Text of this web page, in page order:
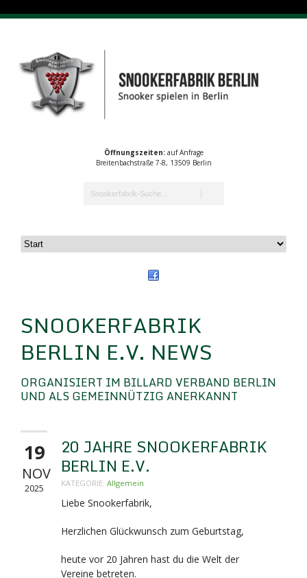
Öffnungszeiten:auf Anfrage
Breitenbachstraße 7-8, 13509 Berlin
SNOOKERFABRIK
BERLIN E.V. NEWS
ORGANISIERT IM BILLARD VERBAND BERLIN
UND ALS GEMEINNÜTZIG ANERKANNT
19
NOV
2025
20 JAHRE SNOOKERFABRIK
BERLIN E.V.
KATEGORIE: Allgemein
Liebe Snookerfabrik,
Herzlichen Glückwunsch zum Geburtstag,
heute vor 20 Jahren hast du die Welt der
Vereine betreten.